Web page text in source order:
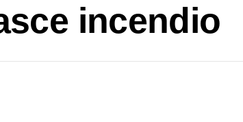
incendio